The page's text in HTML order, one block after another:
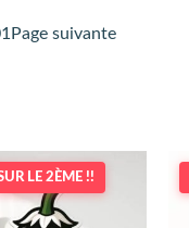
initial
actuel
Page suivante
LE 2ÈME !!